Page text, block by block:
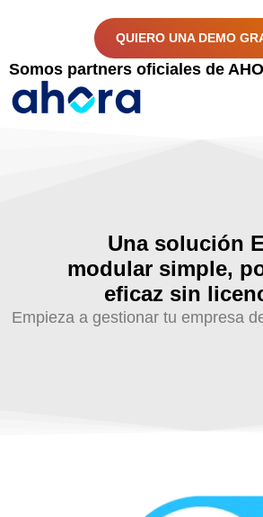
QUIERO UNA DEMO
Somos partners oficiales de
Una solución
modular simple,
eficaz​ sin
Empieza a gestionar tu empresa